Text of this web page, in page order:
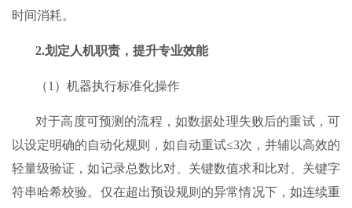
时间消耗。
2.划定人机职责，提升专业效能
（1）机器执行标准化操作
对于高度可预测的流程，如数据处理失败后的重试，可
以设定明确的自动化规则，如自动重试≤3次，并辅以高效的
轻量级验证，如记录总数比对、关键数值求和比对、关键字
符串哈希校验。仅在超出预设规则的异常情况下，如连续重